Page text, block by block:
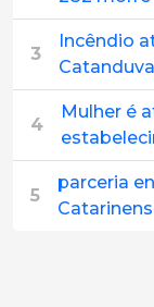
3
Incêndio
4
Mulher é
5
parceria